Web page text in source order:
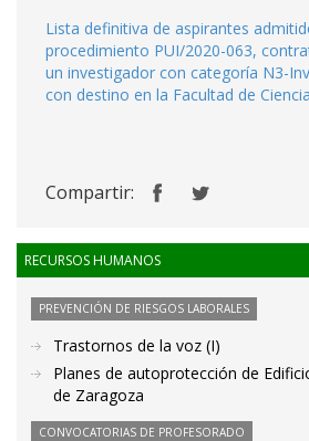
Lista definitiva de aspirantes
procedimiento PUI/2020-063,
un investigador con categoría N3-
con destino en la Facultad de
Compartir:
RECURSOS HUMANOS
PREVENCIÓN DE RIESGOS LABORALES
Trastornos de la voz (I)
Planes de autoprotección de
de Zaragoza
CONVOCATORIAS DE PROFESORADO